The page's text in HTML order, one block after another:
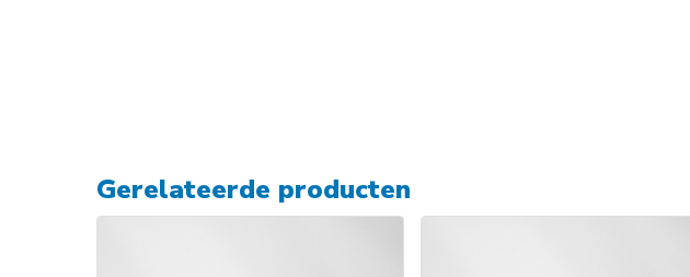
Gerelateerde producten